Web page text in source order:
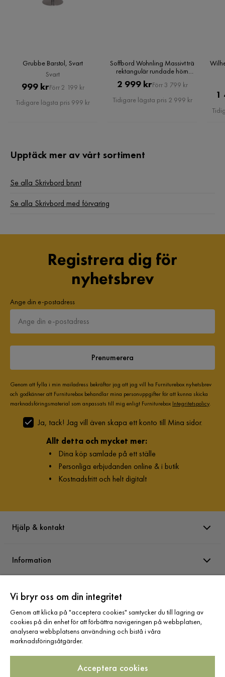
Färg ben
Brun,Natur
Grubbe Barstol, Svart
Svart
Pris
999 kr Original
Pris
Förr 2 199 kr
Tidigare lägsta pris 999 kr
Soffbord Wohnling Massivt trä
rektangulär rundade hörn
lantligtPris
2 999 krOriginal
Pris
Förr 3 799 kr
Tidigare lägsta pris 2 999 kr 1
Upptäck mer av vårt sortiment
Se alla Skrivbord brunt
Se alla Skrivbord med förvaring
Registrera dig för
nyhetsbrev
Ange din e-postadress
Prenumerera
Genom att fylla i min mailadress bekräftar jag att jag vill ha Furniturebox nyhetsbrev
och godkänner att Furniturebox behandlar mina personuppgifter för att kunna skicka
marknadsföringsmaterial som anpassats till mig enligt Furniturebox Integritetspolicy.
Ja, tack! Jag vill även skapa ett konto till Mina sidor.
Allt detta och mycket mer:
• Dina köp samlade på ett ställe
• Personliga erbjudanden online & i butik
• Kostnadsfritt och helt digitalt
Hjälp & kontakt
Information
Varumärken
Sortiment
Vi bryr oss om din integritet
Genom att klicka på "acceptera cookies" samtycker du till lagring av
cookies på din enhet för att förbättra navigeringen på webbplatsen,
analysera webbplatsens användning och bistå i våra
marknadsföringsåtgärder.
Acceptera cookies